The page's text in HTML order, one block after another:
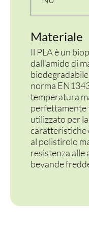
Materiale
Il PLA è un
dall’amido di
norma
temperatura
perfettamente
utilizzato per
caratteristiche
al polistirolo
resistenza alle
bevande